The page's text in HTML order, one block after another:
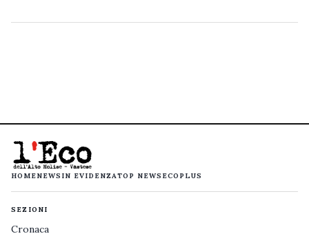
HOMENEWS IN EVIDENZATOP NEWS ECOPLUS
SEZIONI
Cronaca